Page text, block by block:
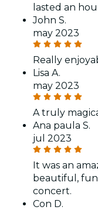
lasted an
John S.
may 2023
Really
Lisa A.
may 2023
A truly
Ana paula S.
jul 2023
It was an
beautiful,
concert.
Con D.